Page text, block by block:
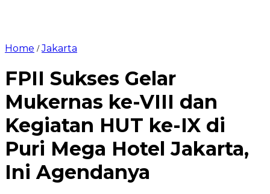
Home /Jakarta
FPII Sukses Gelar
Mukernas ke-VIII dan
Kegiatan HUT ke-IX di
Puri Mega Hotel Jakarta,
Ini Agendanya